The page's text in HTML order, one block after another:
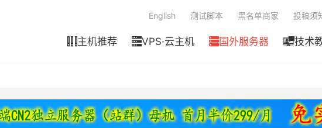
主机推荐 VPS·云主机 国外服务器 技术
English 测试脚本 黑名单商家 投稿须